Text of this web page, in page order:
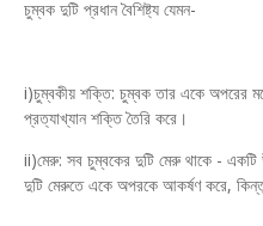
চুম্বক দুটি প্রধান বৈশিষ্ট্য যেমন-
i)চুম্বকীয় শক্তি: চুম্বক তার একে অপরের
প্রত্যাখ্যান শক্তি তৈরি করে।
ii)মেরু: সব চুম্বকের দুটি মেরু থাকে -
দুটি মেরুতে একে অপরকে আকর্ষণ করে,